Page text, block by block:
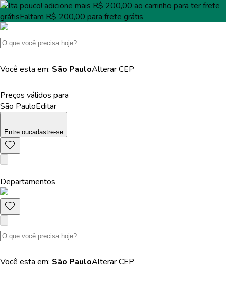
Falta pouco! adicione mais R$ 200,00 ao carrinho para terfrete
grátisFaltam R$ 200,00 para frete grátis
Você esta em: São PauloAlterarCEP
Preços válidos para
São PauloEditar
Entre oucadastre-se
Departamentos
Você esta em: São PauloAlterarCEP